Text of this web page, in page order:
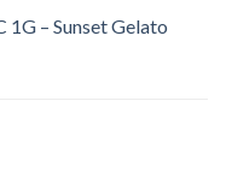
– Sunset Gelato